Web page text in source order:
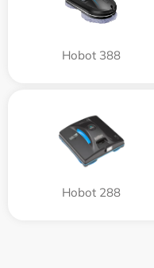
Hobot 388
Hobot 288